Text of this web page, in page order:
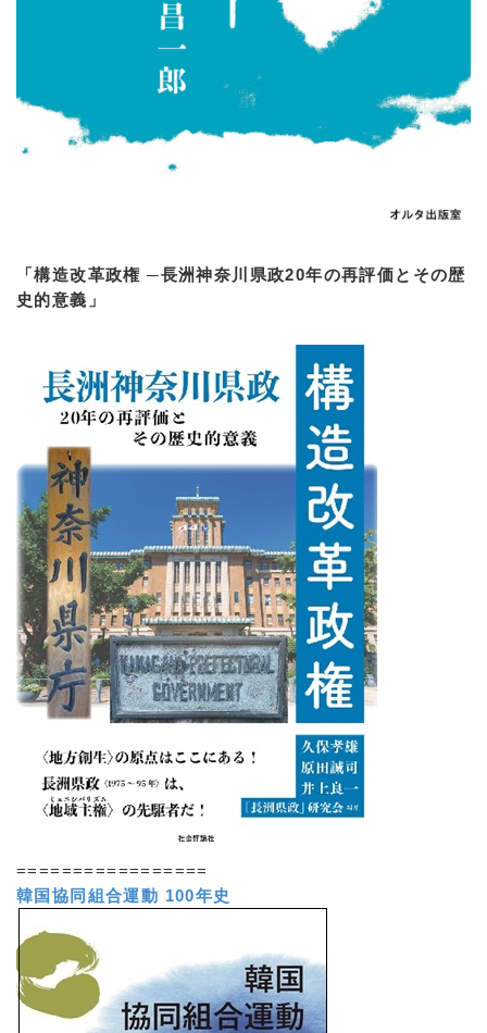
「構造改革政権 ─長洲神奈川県政20年の再評価とその歴
史的意義」
=================
韓国協同組合運動 100年史